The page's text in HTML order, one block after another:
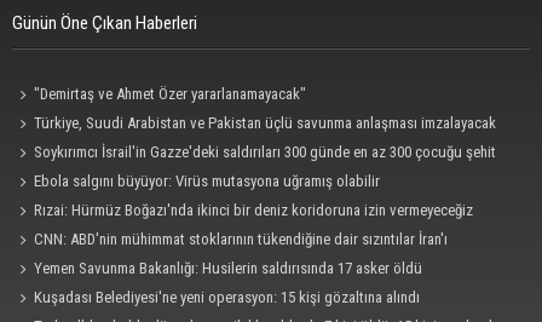
Günün Öne Çıkan Haberleri
"Demirtaş ve Ahmet Özer yararlanamayacak"
Türkiye, Suudi Arabistan ve Pakistan üçlü savunma anlaşması imzalayacak
Soykırımcı İsrail'in Gazze'deki saldırıları 300 günde en az 300 çocuğu şehit
etti Ebola salgını büyüyor: Virüs mutasyona uğramış olabilir
Rızai: Hürmüz Boğazı'nda ikinci bir deniz koridoruna izin vermeyeceğiz
CNN: ABD'nin mühimmat stoklarının tükendiğine dair sızıntılar İran'ı
cesaretlendirebilir
Yemen Savunma Bakanlığı: Husilerin saldırısında 17 asker öldü
Kuşadası Belediyesi'ne yeni operasyon: 15 kişi gözaltına alındı